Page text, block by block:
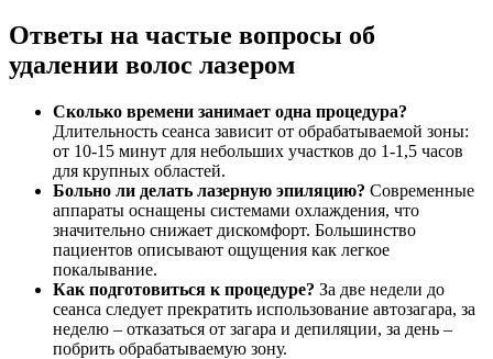
Ответы на частые вопросы об
удалении волос лазером
Сколько времени занимает одна процедура?
Длительность сеанса зависит от обрабатываемой зоны:
от 10-15 минут для небольших участков до 1-1,5 часов
для крупных областей.
Больно ли делать лазерную эпиляцию? Современные
аппараты оснащены системами охлаждения, что
значительно снижает дискомфорт. Большинство
пациентов описывают ощущения как легкое
покалывание.
Как подготовиться к процедуре? За две недели до
сеанса следует прекратить использование автозагара, за
неделю – отказаться от загара и депиляции, за день –
побрить обрабатываемую зону.